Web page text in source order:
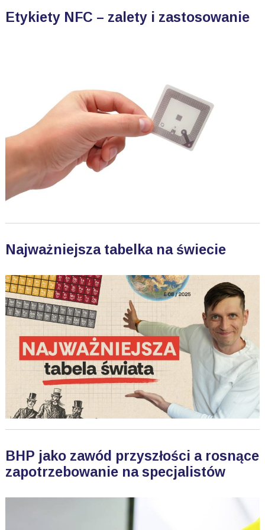
Etykiety NFC – zalety i zastosowanie
Najważniejsza tabelka na świecie
BHP jako zawód przyszłości a rosnące
zapotrzebowanie na specjalistów